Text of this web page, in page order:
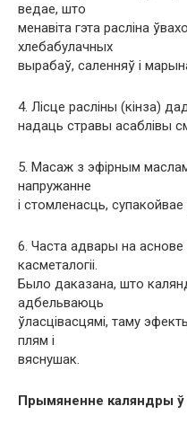
ведае, што
менавіта гэта расліна
хлебабулачных
вырабаў, саленняў і
4. Лісце расліны (кінза)
надаць стравы асаблівы
5. Масаж з эфірным
напружанне
і стомленасць,
6. Часта адвары на
касметалогіі.
Было даказана, што
адбельваюць
ўласцівасцямі, таму
плям і
вяснушак.
Прымяненне каляндры